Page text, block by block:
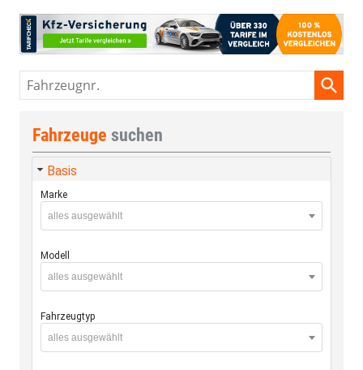
Fahrzeugnr.
Fahrzeuge suchen
Basis
Marke
alles ausgewählt
Modell
alles ausgewählt
Fahrzeugtyp
alles ausgewählt